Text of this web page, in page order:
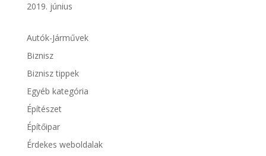
2019. június
Autók-Járművek
Biznisz
Biznisz tippek
Egyéb kategória
Építészet
Építőipar
Érdekes weboldalak